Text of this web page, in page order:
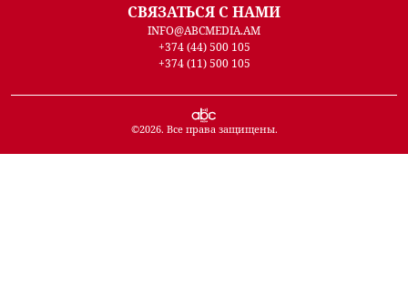
СВЯЗАТЬСЯ С НАМИ
INFO@ABCMEDIA.AM
+374 (44) 500 105
+374 (11) 500 105
©2026. Все права защищены.